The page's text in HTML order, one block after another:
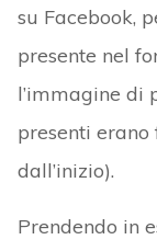
su Facebook,
presente nel
l’immagine di
presenti erano
dall’inizio).
Prendendo in